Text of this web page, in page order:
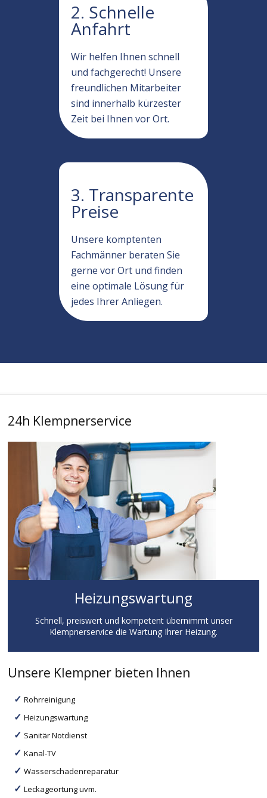
2. Schnelle
Anfahrt
Wir helfen Ihnen schnell
und fachgerecht! Unsere
freundlichen Mitarbeiter
sind innerhalb kürzester
Zeit bei Ihnen vor Ort.
3. Transparente
Preise
Unsere komptenten
Fachmänner beraten Sie
gerne vor Ort und finden
eine optimale Lösung für
jedes Ihrer Anliegen.
24h Klempnerservice
Heizungswartung
Schnell, preiswert und kompetent übernimmt unser
Klempnerservice die Wartung Ihrer Heizung.
Unsere Klempner bieten Ihnen
Rohrreinigung
Heizungswartung
Sanitär Notdienst
Kanal-TV
Wasserschadenreparatur
Leckageortung uvm.